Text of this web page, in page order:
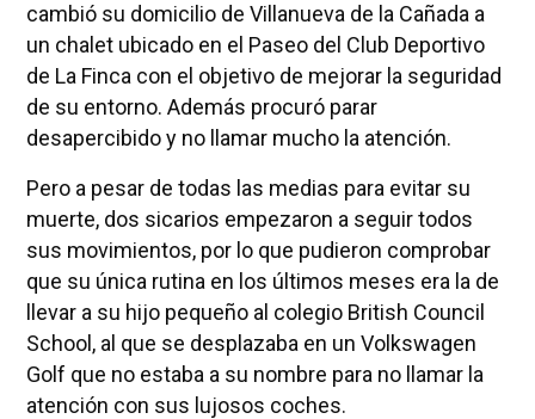
cambió su domicilio de Villanueva de la Cañada a
un chalet ubicado en el Paseo del Club Deportivo
de La Finca con el objetivo de mejorar la seguridad
de su entorno. Además procuró parar
desapercibido y no llamar mucho la atención.
Pero a pesar de todas las medias para evitar su
muerte, dos sicarios empezaron a seguir todos
sus movimientos, por lo que pudieron comprobar
que su única rutina en los últimos meses era la de
llevar a su hijo pequeño al colegio British Council
School, al que se desplazaba en un Volkswagen
Golf que no estaba a su nombre para no llamar la
atención con sus lujosos coches.